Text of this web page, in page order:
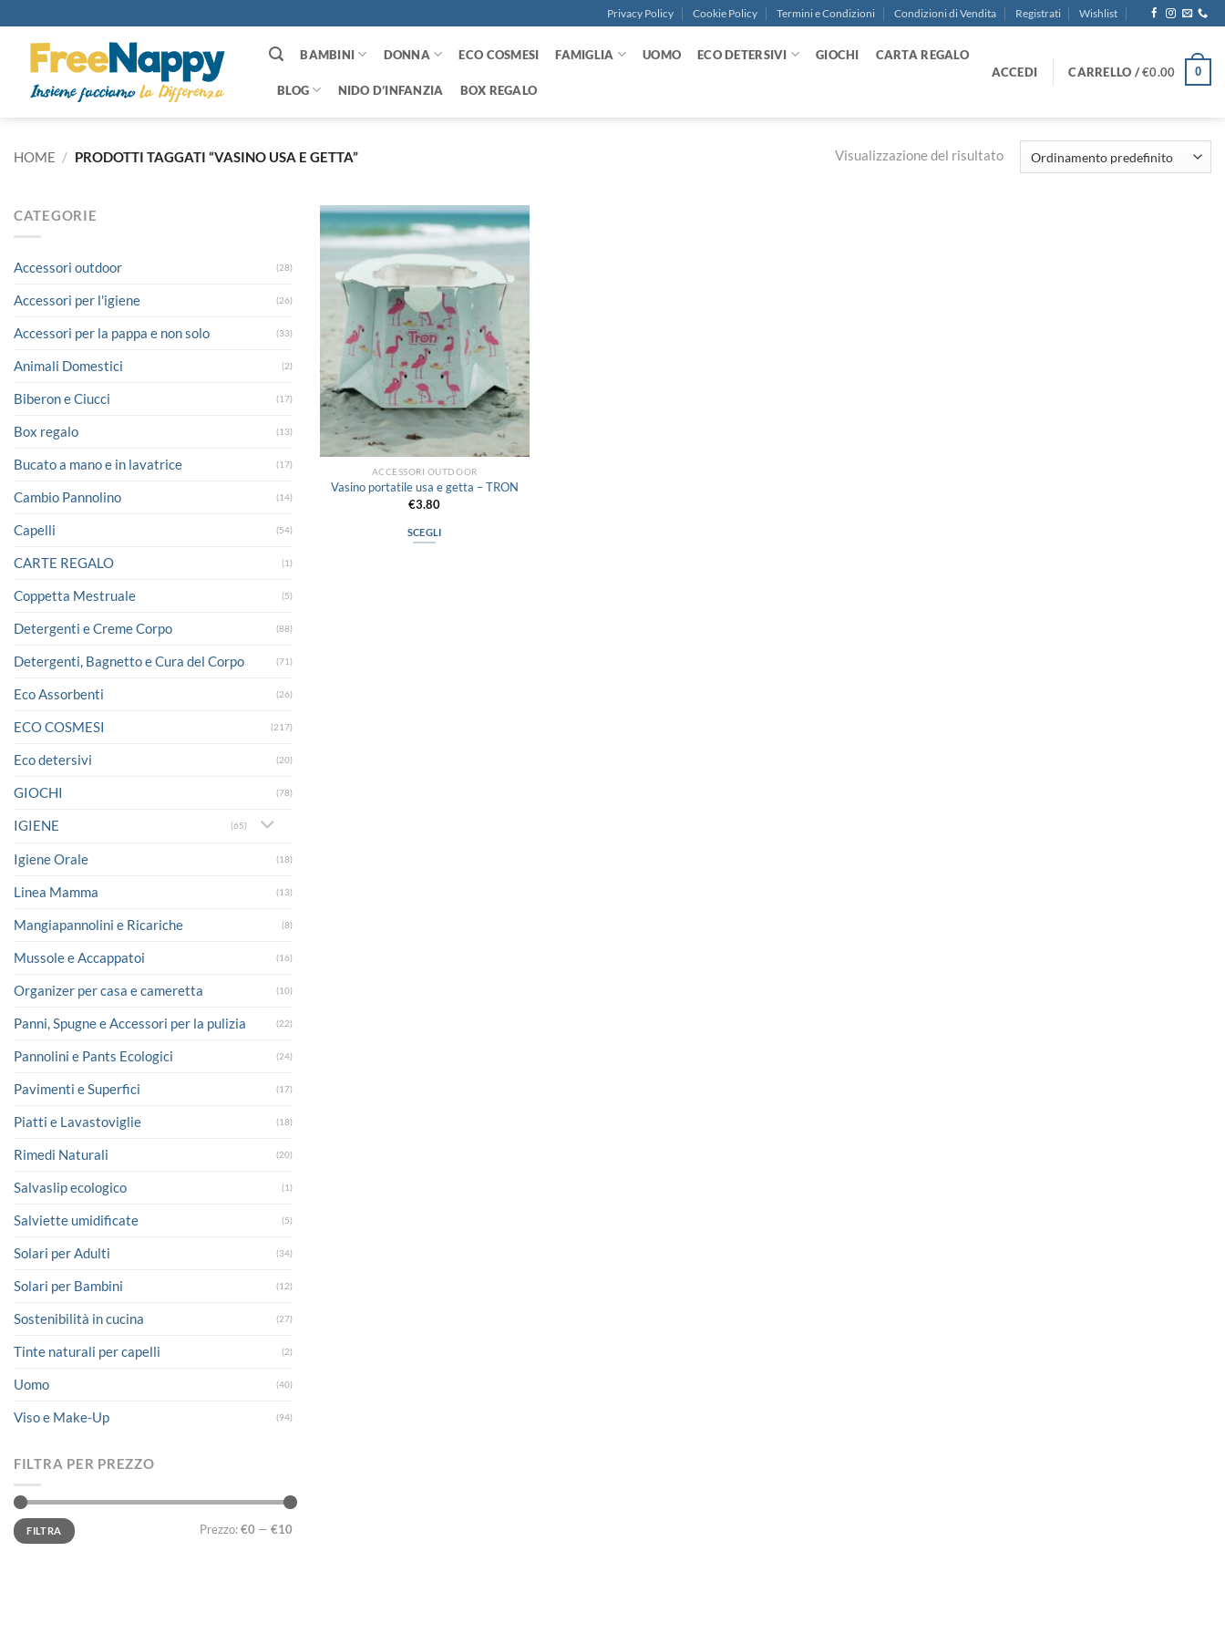
ai
contenuti
Privacy Policy Cookie Policy Termini e Condizioni Condizioni di Vendita Registrati Wishlist
BAMBINI DONNA ECO COSMESI FAMIGLIA UOMO ECO DETERSIVI GIOCHI CARTA REGALO
BLOG NIDO D’INFANZIA BOX REGALO
ACCEDI CARRELLO /€0.00 0
HOME / PRODOTTI TAGGATI “VASINO USA E GETTA” Visualizzazione del risultato
CATEGORIE
Accessori outdoor (28)
Accessori per l'igiene (26)
Accessori per la pappa e non solo (33)
Animali Domestici (2)
Biberon e Ciucci (17)
Box regalo (13)
Bucato a mano e in lavatrice (17)
Cambio Pannolino (14)
Capelli (54)
CARTE REGALO (1)
Coppetta Mestruale (5)
Detergenti e Creme Corpo (88)
Detergenti, Bagnetto e Cura del Corpo (71)
Eco Assorbenti (26)
ECO COSMESI (217)
Eco detersivi (20)
GIOCHI (78)
IGIENE (65)
Igiene Orale (18)
Linea Mamma (13)
Mangiapannolini e Ricariche (8)
Mussole e Accappatoi (16)
Organizer per casa e cameretta (10)
Panni, Spugne e Accessori per la pulizia (22)
Pannolini e Pants Ecologici (24)
Pavimenti e Superfici (17)
Piatti e Lavastoviglie (18)
Rimedi Naturali (20)
Salvaslip ecologico (1)
Salviette umidificate (5)
Solari per Adulti (34)
Solari per Bambini (12)
Sostenibilità in cucina (27)
Tinte naturali per capelli (2)
Uomo (40)
Viso e Make-Up (94)
FILTRA PER PREZZO
Prezzo
Min
Prezzo
MaxFILTRA Prezzo:€0 — €10
alla lista
dei
desideri
ACCESSORI OUTDOOR
Vasino portatile usa e getta – TRON
€3.80
SCEGLI